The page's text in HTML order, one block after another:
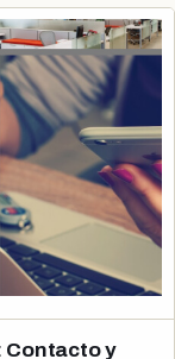
Contacto y